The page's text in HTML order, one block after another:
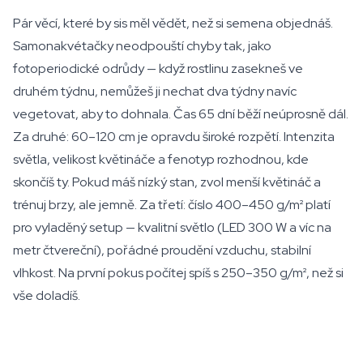
Pár věcí, které by sis měl vědět, než si semena objednáš.
Samonakvétačky neodpouští chyby tak, jako
fotoperiodické odrůdy — když rostlinu zasekneš ve
druhém týdnu, nemůžeš ji nechat dva týdny navíc
vegetovat, aby to dohnala. Čas 65 dní běží neúprosně dál.
Za druhé: 60–120 cm je opravdu široké rozpětí. Intenzita
světla, velikost květináče a fenotyp rozhodnou, kde
skončíš ty. Pokud máš nízký stan, zvol menší květináč a
trénuj brzy, ale jemně. Za třetí: číslo 400–450 g/m² platí
pro vyladěný setup — kvalitní světlo (LED 300 W a víc na
metr čtvereční), pořádné proudění vzduchu, stabilní
vlhkost. Na první pokus počítej spíš s 250–350 g/m², než si
vše doladíš.